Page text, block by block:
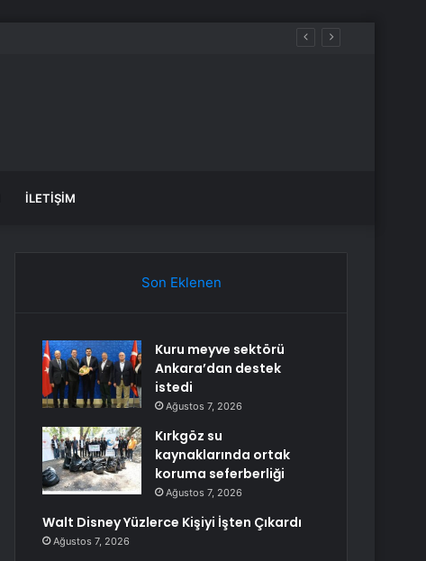
İLETIŞIM
Son Eklenen
Kuru meyve sektörü
Ankara’dan destek
istedi
Ağustos 7, 2026
Kırkgöz su
kaynaklarında ortak
koruma seferberliği
Ağustos 7, 2026
Walt Disney Yüzlerce Kişiyi İşten Çıkardı
Ağustos 7, 2026